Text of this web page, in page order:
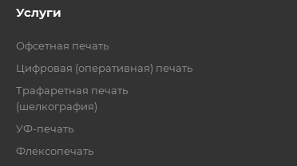
Услуги
Офсетная печать
Цифровая (оперативная) печать
Трафаретная печать
(шелкография)
УФ-печать
Флексопечать